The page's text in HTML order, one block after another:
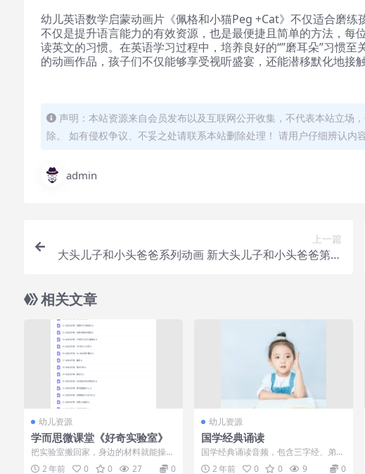
幼儿英语数学启蒙动画片《佩格和小猫Peg +Cat》不仅适合磨
不仅是提升语言能力的有效资源，也是最便捷且简单的方法，
读英文的习惯。在英语学习过程中，培养良好的“”磨耳朵”习惯
的动画作品，孩子们不仅能够享受视听盛宴，还能潜移默化地接
声明：本站资源来自会员发布以及互联网公开收集，不代表本站立场
除。 如有侵权争议、不妥之处请联系本站删除处理！ 请用户仔细辨认内
admin
上一篇
大头儿子和小头爸爸系列动画 新大头儿子和小头爸爸第二
相关文章
幼儿资源
学而思微课堂《好奇实验室》
把实验室搬回家，身边的材料就能操
作；科学原理变好玩，从此爱上科学；
2 年前 0 0 27 0
幼儿资源
国学经典诵读
国学经典诵读音频，包含三字经、弟子
规、百家姓、千字文、声律启蒙、幼学
2 年前 0 0 9 0